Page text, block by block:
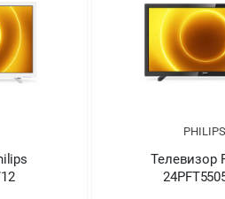
Телевизор Philips